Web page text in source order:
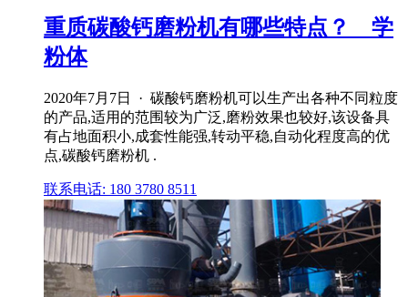
重质碳酸钙磨粉机有哪些特点？ _ 学
粉体
2020年7月7日 · 碳酸钙磨粉机可以生产出各种不同粒度
的产品,适用的范围较为广泛,磨粉效果也较好,该设备具
有占地面积小,成套性能强,转动平稳,自动化程度高的优
点,碳酸钙磨粉机 .
联系电话: 180 3780 8511